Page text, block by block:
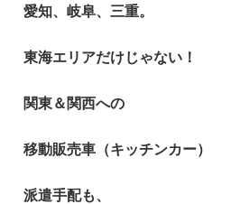
愛知、岐阜、三重。
東海エリアだけじゃない！
関東＆ 関西への
移動販売車（キッチンカー）
派遣手配も、